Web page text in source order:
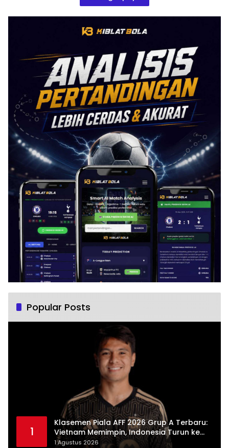
Popular Posts
1
Klasemen Piala AFF 2026 Grup A Terbaru:
Vietnam Memimpin, Indonesia Turun ke
Posisi Tiga
1 Agustus 2026